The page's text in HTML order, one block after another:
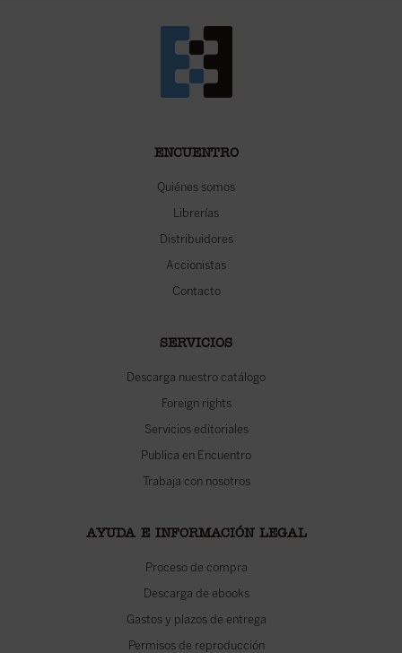
ENCUENTRO
Quiénes somos
Librerías
Distribuidores
Accionistas
Contacto
SERVICIOS
Descarga nuestro catálogo
Foreign rights
Servicios editoriales
Publica en Encuentro
Trabaja con nosotros
AYUDA E INFORMACIÓN LEGAL
Proceso de compra
Descarga de ebooks
Gastos y plazos de entrega
Permisos de reproducción